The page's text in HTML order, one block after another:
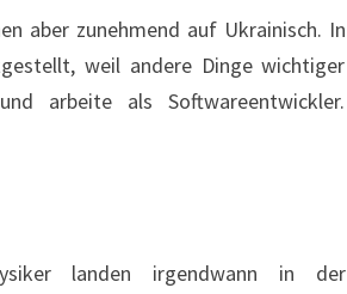
aber zunehmend auf Ukrainisch. In
weil andere Dinge wichtiger
arbeite als Softwareentwickler.
landen irgendwann in der